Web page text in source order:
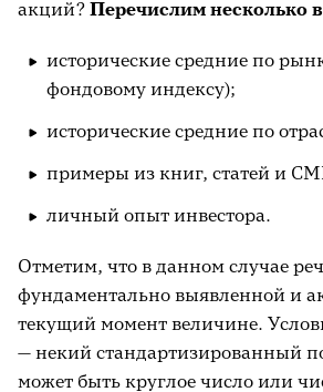
акций? Перечислим несколько
исторические средние по
фондовому индексу);
исторические средние по
примеры из книг, статей и
личный опыт инвестора.
Отметим, что в данном случае
фундаментально выявленной и
текущий момент величине.
— некий стандартизированный
может быть круглое число или